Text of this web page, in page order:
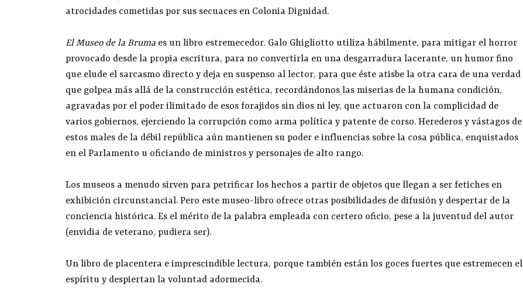
atrocidades cometidas por sus secuaces en Colonia Dignidad.
El Museo de la Bruma es un libro estremecedor. Galo Ghigliotto utiliza hábilmente, para mitigar el horror
provocado desde la propia escritura, para no convertirla en una desgarradura lacerante, un humor fino
que elude el sarcasmo directo y deja en suspenso al lector, para que éste atisbe la otra cara de una verdad
que golpea más allá de la construcción estética, recordándonos las miserias de la humana condición,
agravadas por el poder ilimitado de esos forajidos sin dios ni ley, que actuaron con la complicidad de
varios gobiernos, ejerciendo la corrupción como arma política y patente de corso. Herederos y vástagos de
estos males de la débil república aún mantienen su poder e influencias sobre la cosa pública, enquistados
en el Parlamento u oficiando de ministros y personajes de alto rango.
Los museos a menudo sirven para petrificar los hechos a partir de objetos que llegan a ser fetiches en
exhibición circunstancial. Pero este museo-libro ofrece otras posibilidades de difusión y despertar de la
conciencia histórica. Es el mérito de la palabra empleada con certero oficio, pese a la juventud del autor
(envidia de veterano, pudiera ser).
Un libro de placentera e imprescindible lectura, porque también están los goces fuertes que estremecen el
espíritu y despiertan la voluntad adormecida.